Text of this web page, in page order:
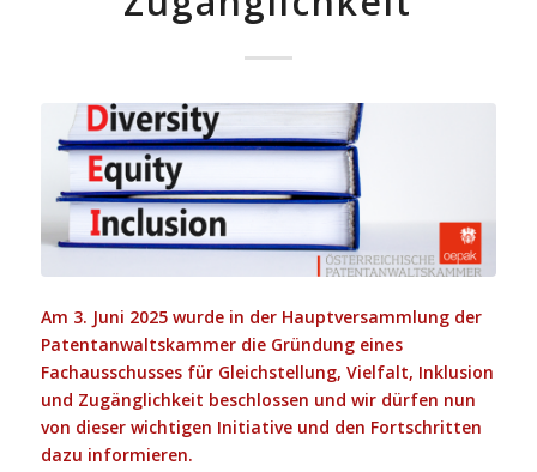
Am 3. Juni 2025 wurde in der Hauptversammlung der
Patentanwaltskammer die Gründung eines
Fachausschusses für Gleichstellung, Vielfalt, Inklusion
und Zugänglichkeit beschlossen und wir dürfen nun
von dieser wichtigen Initiative und den Fortschritten
dazu informieren.